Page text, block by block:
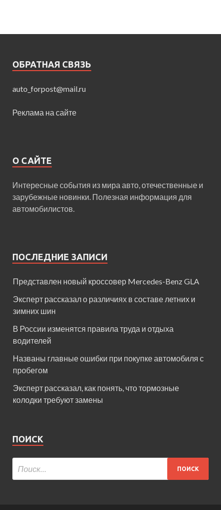
ОБРАТНАЯ СВЯЗЬ
auto_forpost@mail.ru
Реклама на сайте
О САЙТЕ
Интересные события из мира авто, отечественные и
зарубежные новинки. Полезная информация для
автомобилистов.
ПОСЛЕДНИЕ ЗАПИСИ
Представлен новый кроссовер Mercedes-Benz GLA
Эксперт рассказал о различиях в составе летних и
зимних шин
В России изменятся правила труда и отдыха
водителей
Названы главные ошибки при покупке автомобиля с
пробегом
Эксперт рассказал, как понять, что тормозные
колодки требуют замены
ПОИСК